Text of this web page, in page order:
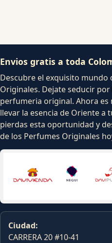
Envios gratis a toda
Descubre el exquisito mundo
Originales. Dejate seducir
perfumeria original. Ahora es
llevar la esencia de Oriente a
pierdas esta oportunidad y
de los Perfumes Originales
Ciudad:
CARRERA 20 #10-41